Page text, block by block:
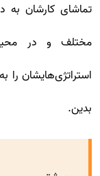
تماشای کارشان به
مختلف و در
استراتژی‌هایشان را
بدین.